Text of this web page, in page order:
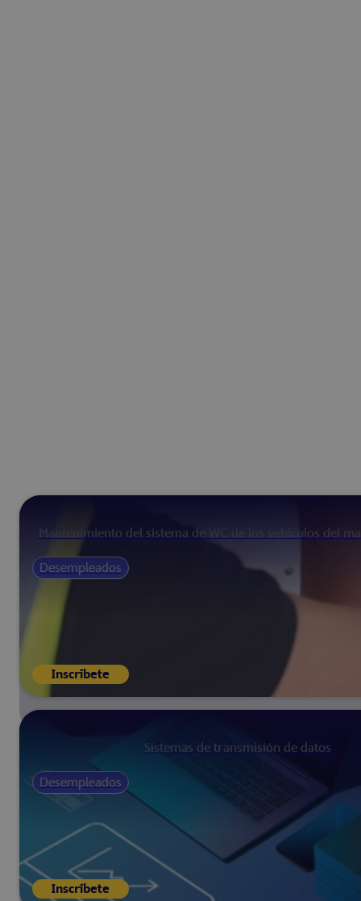
Mantenimiento del sistema de WC de los vehículos del
Desempleados
Inscríbete
Sistemas de transmisión de datos
Desempleados
Inscríbete